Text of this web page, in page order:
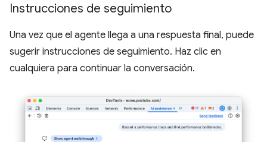
Instrucciones de seguimiento
Una vez que el agente llega a una respuesta final, puede
sugerir instrucciones de seguimiento. Haz clic en
cualquiera para continuar la conversación.